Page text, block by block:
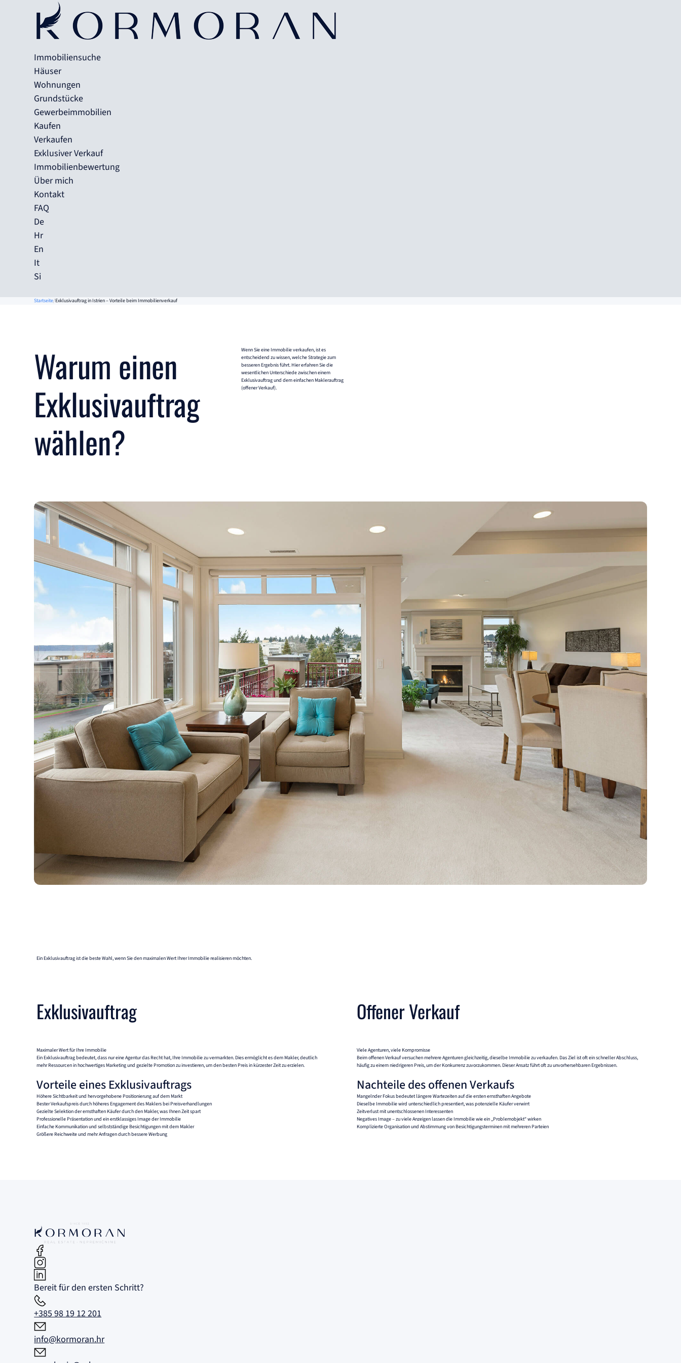
Immobiliensuche
Häuser
Wohnungen
Grundstücke
Gewerbeimmobilien
Kaufen
Verkaufen
Exklusiver Verkauf
Immobilienbewertung
Über mich
Kontakt
FAQ
De
Hr
En
It
Si
Startseite Exklusivauftrag in Istrien – Vorteile beim Immobilienverkauf
Warum einen
Exklusivauftrag
wählen?
Wenn Sie eine Immobilie verkaufen, ist es
entscheidend zu wissen, welche Strategie zum
besseren Ergebnis führt. Hier erfahren Sie die
wesentlichen Unterschiede zwischen einem
Exklusivauftrag und dem einfachen Maklerauftrag
(offener Verkauf).
Ein Exklusivauftrag ist die beste Wahl, wenn Sie den maximalen Wert Ihrer Immobilie realisieren möchten.
Exklusivauftrag
Maximaler Wert für Ihre Immobilie
Ein Exklusivauftrag bedeutet, dass nur eine Agentur das Recht hat, Ihre Immobilie zu vermarkten. Dies ermöglicht es dem Makler, deutlich
mehr Ressourcen in hochwertiges Marketing und gezielte Promotion zu investieren, um den besten Preis in kürzester Zeit zu erzielen.
Vorteile eines Exklusivauftrags
Höhere Sichtbarkeit und hervorgehobene Positionierung auf dem Markt
Bester Verkaufspreis durch höheres Engagement des Maklers bei Preisverhandlungen
Gezielte Selektion der ernsthaften Käufer durch den Makler, was Ihnen Zeit spart
Professionelle Präsentation und ein erstklassiges Image der Immobilie
Einfache Kommunikation und selbstständige Besichtigungen mit dem Makler
Größere Reichweite und mehr Anfragen durch bessere Werbung
Offener Verkauf
Viele Agenturen, viele Kompromisse
Beim offenen Verkauf versuchen mehrere Agenturen gleichzeitig, dieselbe Immobilie zu verkaufen. Das Ziel ist oft ein schneller Abschluss,
häufig zu einem niedrigeren Preis, um der Konkurrenz zuvorzukommen. Dieser Ansatz führt oft zu unvorhersehbaren Ergebnissen.
Nachteile des offenen Verkaufs
Mangelnder Fokus bedeutet längere Wartezeiten auf die ersten ernsthaften Angebote
Dieselbe Immobilie wird unterschiedlich presentiert, was potenzielle Käufer verwirrt
Zeitverlust mit unentschlossenen Interessenten
Negatives Image – zu viele Anzeigen lassen die Immobilie wie ein „Problemobjekt“ wirken
Komplizierte Organisation und Abstimmung von Besichtigungsterminen mit mehreren Parteien
Bereit für den ersten Schritt?
+385 98 19 12 201
info@kormoran.hr